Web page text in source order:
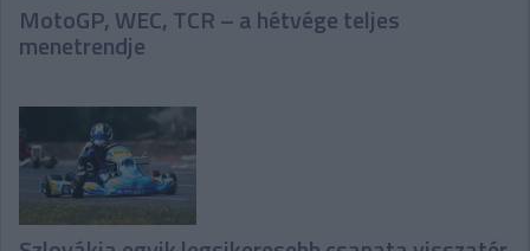
MotoGP, WEC, TCR – a hétvége teljes
menetrendje